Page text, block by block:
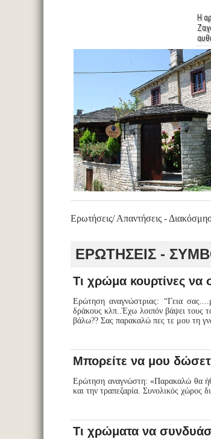
Η
Ερωτήσεις/ Απαντήσεις -
ΕΡΩΤΗΣΕΙΣ -
Τι χρώμα κουρτίνες
Ερώτηση αναγνώστριας: “Γεια
δράκους κλπ..Έχω λοιπόν βάψει τους
βάλω?? Σας παρακαλώ πες τε μου τη
Μπορείτε να μου
Ερώτηση αναγνώστη: «Παρακαλώ θα
και την τραπεζαρία. Συνολικός
Τι χρώματα να